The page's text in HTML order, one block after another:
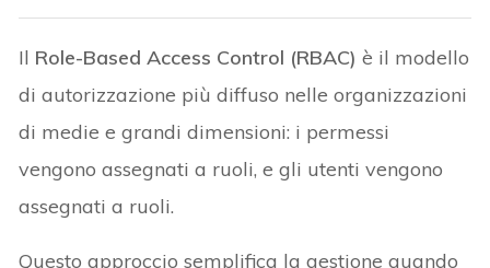
Il Role-Based Access Control (RBAC) è il modello
di autorizzazione più diffuso nelle organizzazioni
di medie e grandi dimensioni: i permessi
vengono assegnati a ruoli, e gli utenti vengono
assegnati a ruoli.
Questo approccio semplifica la gestione quando